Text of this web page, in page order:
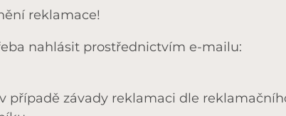
reklamace!
nahlásit prostřednictvím e-mailu:
případě závady reklamaci dle